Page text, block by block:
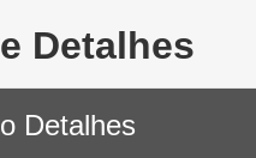
Detalhes
Detalhes